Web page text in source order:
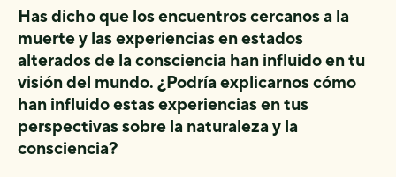
Has dicho que los encuentros cercanos a la
muerte y las experiencias en estados
alterados de la consciencia han influido en tu
visión del mundo. ¿Podría explicarnos cómo
han influido estas experiencias en tus
perspectivas sobre la naturaleza y la
consciencia?